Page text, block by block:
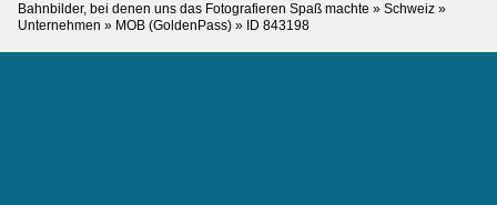
Bahnbilder, bei denen uns das Fotografieren Spaß machte » Schweiz »
Unternehmen » MOB (GoldenPass) » ID 843198